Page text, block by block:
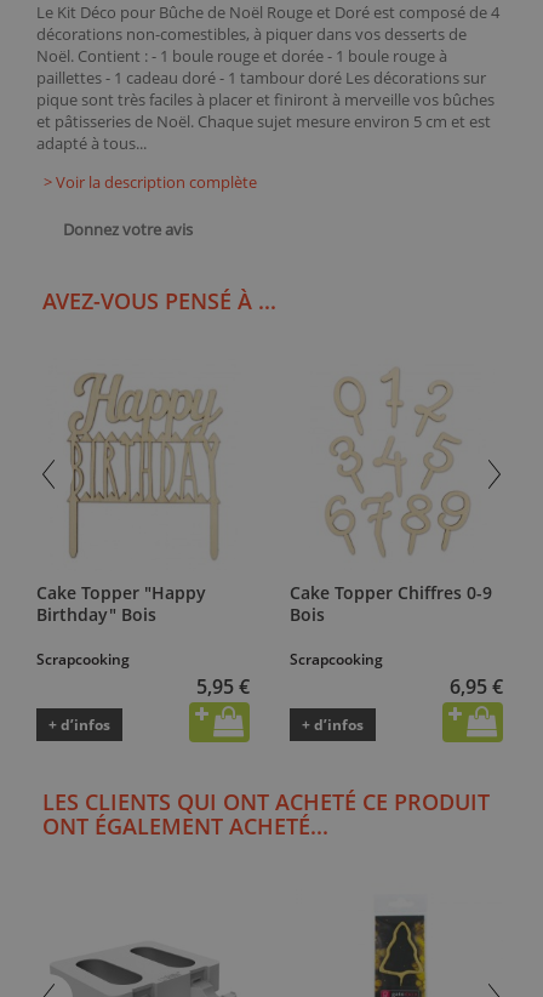
Le Kit Déco pour Bûche de Noël Rouge et Doré est composé de 4
décorations non-comestibles, à piquer dans vos desserts de
Noël. Contient : - 1 boule rouge et dorée - 1 boule rouge à
paillettes - 1 cadeau doré - 1 tambour doré Les décorations sur
pique sont très faciles à placer et finiront à merveille vos bûches
et pâtisseries de Noël. Chaque sujet mesure environ 5 cm et est
adapté à tous...
> Voir la description complète
Donnez votre avis
AVEZ-VOUS PENSÉ À ...
Cake Topper "Happy
Birthday" Bois
Scrapcooking
5,95 €
+ d’infos
Cake Topper Chiffres 0-9
Bois
Scrapcooking
6,95 €
+ d’infos
LES CLIENTS QUI ONT ACHETÉ CE PRODUIT
ONT ÉGALEMENT ACHETÉ...